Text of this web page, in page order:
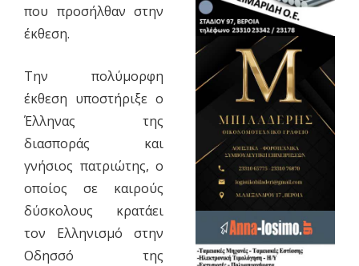
που προσήλθαν στην
έκθεση.
Την πολύμορφη
έκθεση υποστήριξε ο
Έλληνας της
διασποράς και
γνήσιος πατριώτης, ο
οποίος σε καιρούς
δύσκολους κρατάει
τον Ελληνισμό στην
Οδησσό της